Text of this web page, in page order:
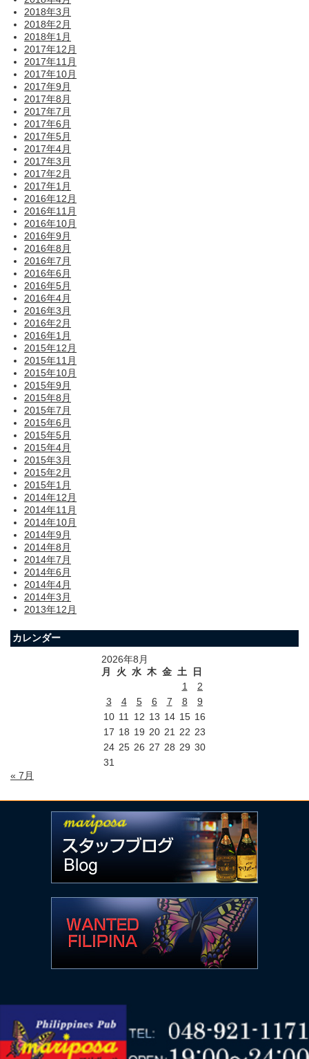
2018年3月
2018年2月
2018年1月
2017年12月
2017年11月
2017年10月
2017年9月
2017年8月
2017年7月
2017年6月
2017年5月
2017年4月
2017年3月
2017年2月
2017年1月
2016年12月
2016年11月
2016年10月
2016年9月
2016年8月
2016年7月
2016年6月
2016年5月
2016年4月
2016年3月
2016年2月
2016年1月
2015年12月
2015年11月
2015年10月
2015年9月
2015年8月
2015年7月
2015年6月
2015年5月
2015年4月
2015年3月
2015年2月
2015年1月
2014年12月
2014年11月
2014年10月
2014年9月
2014年8月
2014年7月
2014年6月
2014年4月
2014年3月
2013年12月
カレンダー
2026年8月
月
火 水 木 金 土
日
1
2
3
4 5 6 7 8
9
10 11 12 13 14 15 16
17 18 19 20 21 22 23
24 25 26 27 28 29 30
31
« 7月